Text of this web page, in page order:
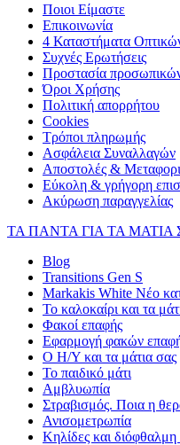
Ποιοι Είμαστε
Επικοινωνία
4 Καταστήματα
Συχνές Ερωτήσεις
Προστασία
Όροι Χρήσης
Πολιτική απορρήτου
Cookies
Τρόποι πληρωμής
Ασφάλεια Συναλλαγών
Αποστολές &
Εύκολη & γρήγορη
Ακύρωση παραγγελίας
ΤΑ ΠΑΝΤΑ ΓΙΑ ΤΑ ΜΑΤΙΑ
Blog
Transitions Gen S
Markakis White Νέο
Το καλοκαίρι και τα
Φακοί επαφής
Εφαρμογή φακών
Ο Η/Υ και τα μάτια σας
Το παιδικό μάτι
Αμβλυωπία
Στραβισμός. Ποια η
Ανισομετρωπία
Κηλίδες και